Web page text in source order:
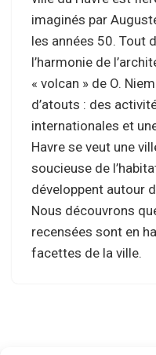
imaginés par
les années 50. Tout
l’harmonie de
« volcan » de O.
d’atouts : des
internationales et
Havre se veut une
soucieuse de
développent autour
Nous découvrons
recensées sont en
facettes de la ville.